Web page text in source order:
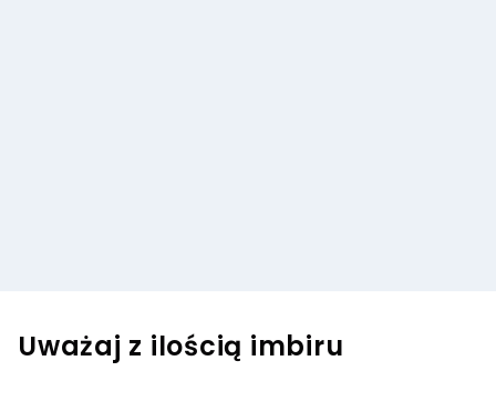
Uważaj z ilością imbiru